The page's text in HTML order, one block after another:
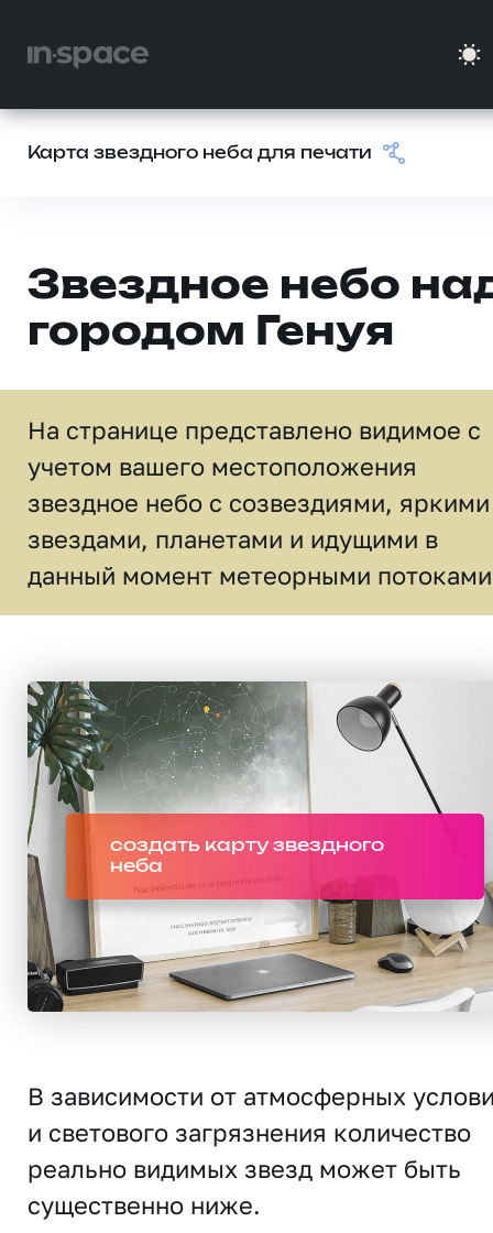
Карта звездного неба для печати
Звездное небо
городом Генуя
На странице представлено видимое c
учетом вашего местоположения
звездное небо c созвездиями, яркими
звездами, планетами и идущими в
данный момент метеорными
создать карту звездного
неба
В зависимости от атмосферных
и светового загрязнения количество
реально видимых звезд может быть
существенно ниже.